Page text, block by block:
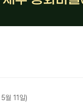
월 11일)